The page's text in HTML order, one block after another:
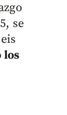
se
los